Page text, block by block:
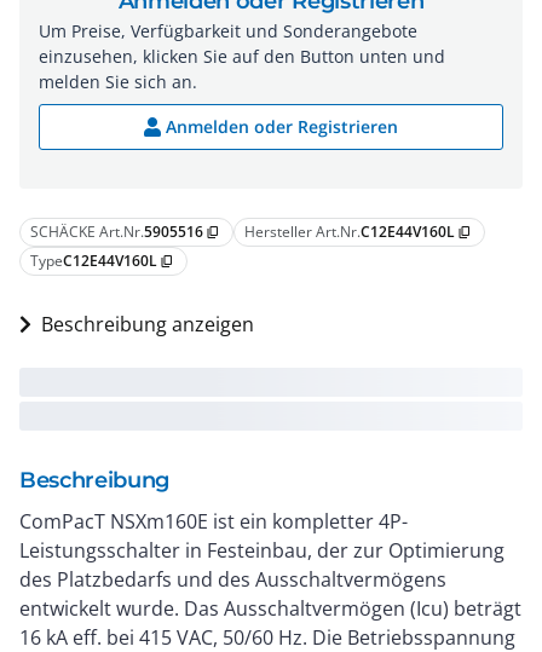
SCHÄCKE Art.Nr.5905516 content_copy Hersteller Art.Nr.C12E44V160L content_copy
TypeC12E44V160L content_copy
Beschreibung anzeigen
Beschreibung
ComPacT NSXm160E ist ein kompletter 4P-
Leistungsschalter in Festeinbau, der zur Optimierung
des Platzbedarfs und des Ausschaltvermögens
entwickelt wurde. Das Ausschaltvermögen (Icu) beträgt
16 kA eff. bei 415 VAC, 50/60 Hz. Die Betriebsspannung
Um Preise, Verfügbarkeit und Sonderangebote
einzusehen, klicken Sie auf den Button unten und
melden Sie sich an.
Anmelden oder Registrieren